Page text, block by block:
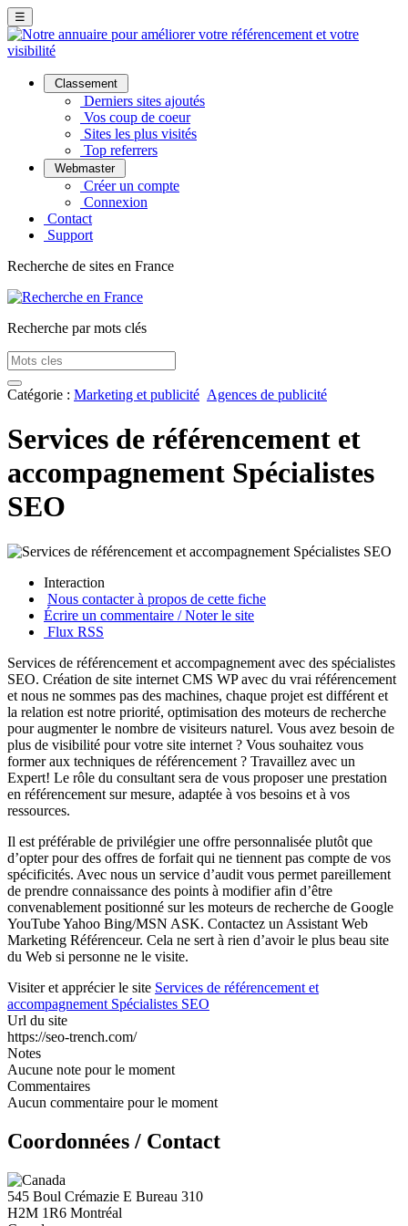
☰
Classement
Derniers sites ajoutés
Vos coup de coeur
Sites les plus visités
Top referrers
Webmaster
Créer un compte
Connexion
Contact
Support
Recherche de sites en France
Recherche par mots clés
Catégorie : Marketing et publicité Agences de publicité
Services de référencement et
accompagnement Spécialistes
SEO
Interaction
Nous contacter à propos de cette fiche
Écrire un commentaire / Noter le site
Flux RSS
Services de référencement et accompagnement avec des spécialistes
SEO. Création de site internet CMS WP avec du vrai référencement
et nous ne sommes pas des machines, chaque projet est différent et
la relation est notre priorité, optimisation des moteurs de recherche
pour augmenter le nombre de visiteurs naturel. Vous avez besoin de
plus de visibilité pour votre site internet ? Vous souhaitez vous
former aux techniques de référencement ? Travaillez avec un
Expert! Le rôle du consultant sera de vous proposer une prestation
en référencement sur mesure, adaptée à vos besoins et à vos
ressources.
Il est préférable de privilégier une offre personnalisée plutôt que
d’opter pour des offres de forfait qui ne tiennent pas compte de vos
spécificités. Avec nous un service d’audit vous permet pareillement
de prendre connaissance des points à modifier afin d’être
convenablement positionné sur les moteurs de recherche de Google
YouTube Yahoo Bing/MSN ASK. Contactez un Assistant Web
Marketing Référenceur. Cela ne sert à rien d’avoir le plus beau site
du Web si personne ne le visite.
Visiter et apprécier le site Services de référencement et
accompagnement Spécialistes SEO
Url du site
https://seo-trench.com/
Notes
Aucune note pour le moment
Commentaires
Aucun commentaire pour le moment
Coordonnées / Contact
545 Boul Crémazie E Bureau 310
H2M 1R6 Montréal